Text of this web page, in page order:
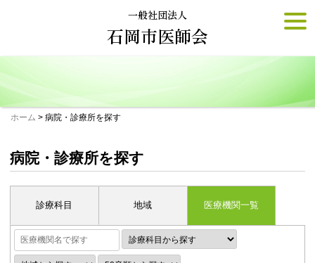
一般社団法人
石岡市医師会
ホーム > 病院・診療所を探す
病院・診療所を探す
診療科目 地域 医療機関一覧